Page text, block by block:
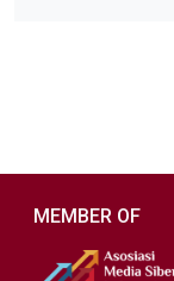
MEMBER OF